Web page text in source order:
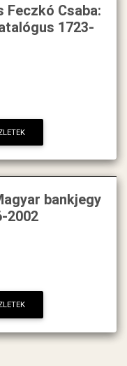
Feczkó Csaba:
1723-
bankjegy
2002